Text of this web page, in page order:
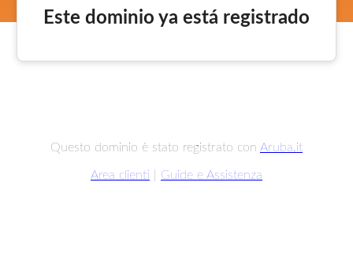
Este dominio ya está registrado
Questo dominio è stato registrato con Aruba.it
Area clienti Guide e Assistenza